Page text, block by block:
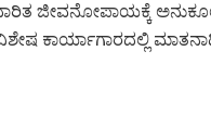
ಜೀವನೋಪಾಯಕ್ಕೆ
ವಿಶೇಷ ಕಾರ್ಯಾಗಾರದಲ್ಲಿ